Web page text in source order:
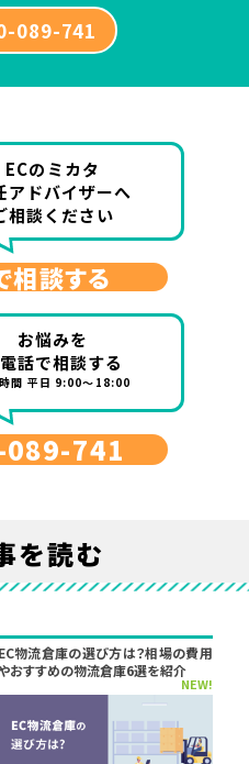
089-741
ECのミカタ
アドバイザーへ
相談ください
相談する
お悩みを
話で相談する
間 平日 9:00～18:00
741
を読む
物流倉庫の選び方は？相場の費用
おすすめの物流倉庫6選を紹介
NEW!